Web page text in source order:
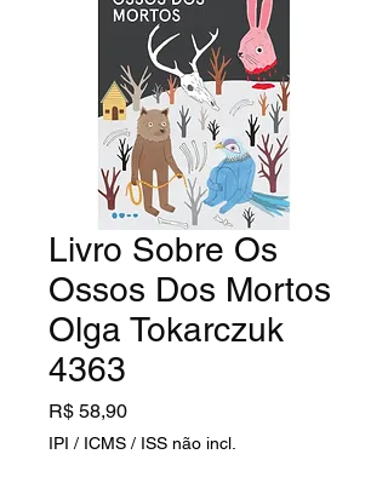
Livro Sobre Os
Ossos Dos Mortos
Olga Tokarczuk
4363
R$ 58,90Preço
IPI / ICMS / ISS não incl.